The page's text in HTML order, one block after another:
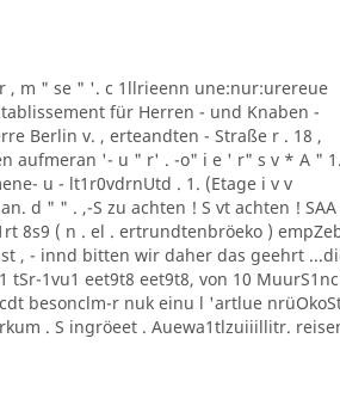
, m " se " '. c 1llrieenn une:nur:urereue
für Herren - und Knaben -
Berlin v. , erteandten - Straße r . 18 ,
aufmeran '- u " r' . -o" i e ' r" s v * A " 1.
u - lt1r0vdrnUtd . 1. (Etage i v v
d " " . ,-S zu achten ! S vt achten ! SAA
8s9 ( n . el . ertrundtenbröeko )
, - innd bitten wir daher das geehrt
1vu1 eet9t8 eet9t8, von 10
besonclm-r nuk einu l 'artlue
. S ingröeet . Auewa1tlzuiiillitr.